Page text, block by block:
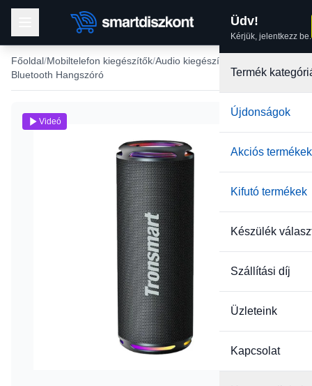
Üdv!
Kérjük, jelentkezz be.
Termék
Újdonságok
Akciós termékek
Kifutó termékek
Készülék
Szállítási díj
Üzleteink
Kapcsolat
Főoldal Mobiltelefon kiegészítők Audio kiegészítők
Bluetooth Hangszóró
Videó